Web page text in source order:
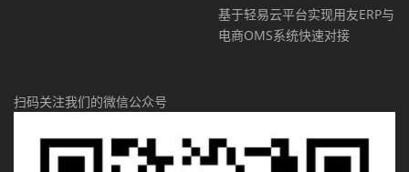
基于轻易云平台实现用友ERP与
电商OMS系统快速对接
扫码关注我们的微信公众号